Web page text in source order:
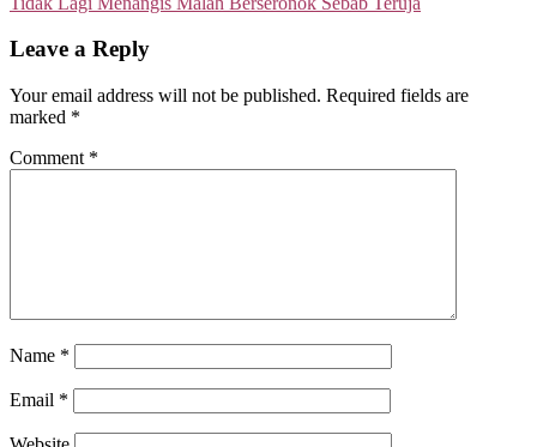
Leave a Reply
Your email address will not be published. Required fields are
marked *
Comment *
Name *
Email *